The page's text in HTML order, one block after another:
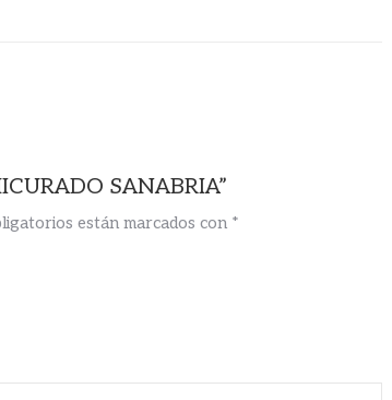
SANABRIA”
están marcados con *